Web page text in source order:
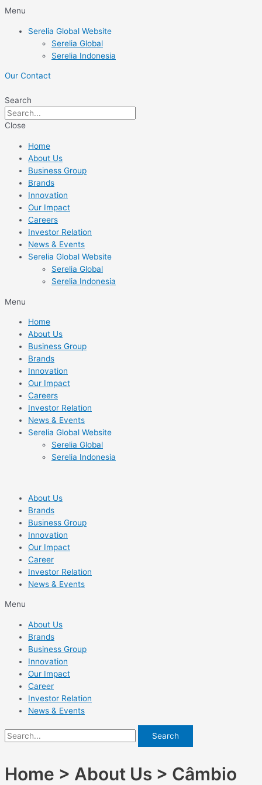
Skip
content
Menu
Serelia Global Website
Serelia Global
Serelia Indonesia
Our Contact
Search
Close
Home
About Us
Business Group
Brands
Innovation
Our Impact
Careers
Investor Relation
News & Events
Serelia Global Website
Serelia Global
Serelia Indonesia
Menu
Home
About Us
Business Group
Brands
Innovation
Our Impact
Careers
Investor Relation
News & Events
Serelia Global Website
Serelia Global
Serelia Indonesia
About Us
Brands
Business Group
Innovation
Our Impact
Career
Investor Relation
News & Events
Menu
About Us
Brands
Business Group
Innovation
Our Impact
Career
Investor Relation
News & Events
Search
Home > About Us > Câmbio